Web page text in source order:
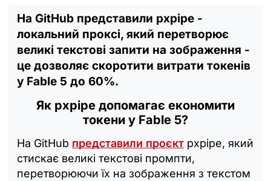
На GitHub представили pxpipe -
локальний проксі, який перетворює
великі текстові запити на зображення -
це дозволяє скоротити витрати токенів
у Fable 5 до 60%.
Як pxpipe допомагає економити
токени у Fable 5?
На GitHub представили проєкт pxpipe, який
стискає великі текстові промпти,
перетворюючи їх на зображення з текстом